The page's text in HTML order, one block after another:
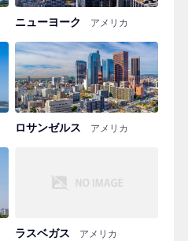
ニューヨーク アメリカ
ロサンゼルス アメリカ
ラスベガス アメリカ